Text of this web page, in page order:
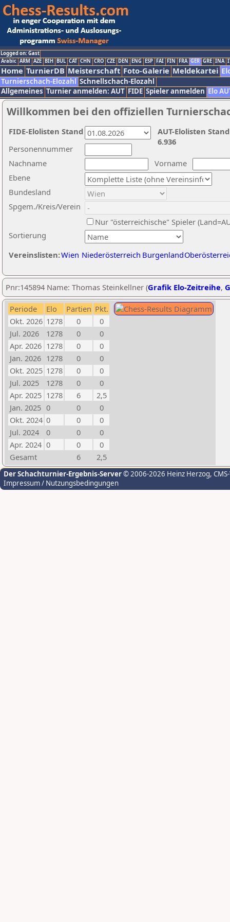
Logged on: Gast
Arabic ARM AZE BIH BUL CAT CHN CRO CZE DEN ENG ESP FAI FIN FRA GER GRE INA
Home TurnierDB Meisterschaft Foto-Galerie Meldekartei
Turnierschach-Elozahl Schnellschach-Elozahl
Allgemeines Turnier anmelden: AUT FIDE Spieler anmelden Elo
Willkommen bei den offiziellen
Nachname
Vorname
Ebene
Sortierung
Personennummer
Bundesland
Spgem./Kreis/Verein
Nur "österreichische" Spieler
Vereinslisten:Wien Niederösterreich Burgenland
AUT-Elolisten
6.936
FIDE-Elolisten Stand
Pnr:145894 Name: Thomas Steinkellner (Grafik Elo-Zeitreihe,
Periode Elo Partien Pkt.
Okt. 2026 1278 0
0
Jul. 2026
1278 0
0
Apr. 2026 1278 0
0
Jan. 2026 1278 0
0
Okt. 2025 1278 0
0
Jul. 2025
1278 0
0
Apr. 2025 1278 6
2,5
Jan. 2025 0 0
0
Okt. 2024 0 0
0
Jul. 2024
0 0
0
Apr. 2024 0 0
0
Gesamt
6 2,5
Der Schachturnier-Ergebnis-Server© 2006-2026 Heinz Herzog,
Impressum / Nutzungsbedingungen